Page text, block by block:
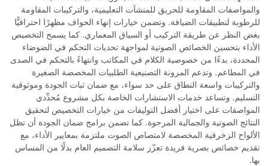
والمواصفات المقاومة للحريق للمنشآت التعليمية، والتركيبات المقاومة
للرطوبة لتطبيقات الضيافة. وتضمن خيارات إنهاء الحواف مظهرًا احترافيًّا
بغض النظر عن طريقة التركيب أو السياق المعماري. كما يسمح التخصيص
الأداء بتحسين الخصائص الصوتية لمواجهة تحديات التحكم في الضوضاء
المحددة، بدءًا من خصوصية الكلام في المكاتب وانتهاءً بالتحكم في الصدى
في المطاعم. وتدعم المرونة التصنيعية الطلبيات المخصصة الصغيرة
والتركيبات واسعة النطاق على حد سواء، مع ضمان ثبات الجودة وموثوقية
التسليم. وتساعد خدمات الاستشارات الخاصة بكل مشروع مُحدِّدي
المواصفات على اختيار أفضل التوليفات من خيارات التخصيص لتحقيق
النتائج الصوتية والجمالية المرجوة. كما تضمن برامج ضمان الجودة أن تظل
الألواح الزخرفية المخصصة لامتصاص الصوت ملتزمة بمعايير الأداء، مع
تقديم خصائص بصرية فريدة تعزّز سلامة التصميم العام بدلًا من المساس
بها.